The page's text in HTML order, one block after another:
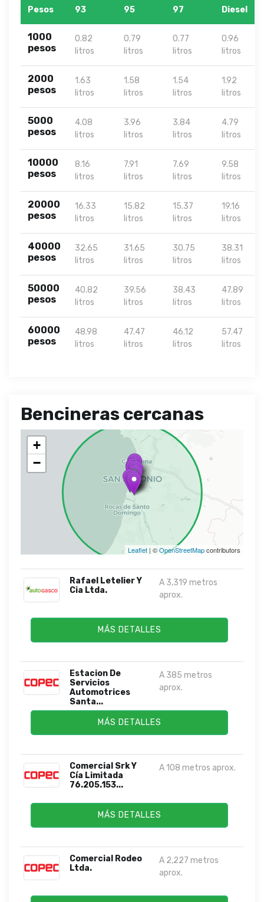
Pesos
93
95
97
Diesel
1000
pesos
0.82
litros
0.79
litros
0.77
litros
0.96
litros
2000
pesos
1.63
litros
1.58
litros
1.54
litros
1.92
litros
5000
pesos
4.08
litros
3.96
litros
3.84
litros
4.79
litros
10000
pesos
8.16
litros
7.91
litros
7.69
litros
9.58
litros
20000
pesos
16.33
litros
15.82
litros
15.37
litros
19.16
litros
40000
pesos
32.65
litros
31.65
litros
30.75
litros
38.31
litros
50000
pesos
40.82
litros
39.56
litros
38.43
litros
47.89
litros
60000
pesos
48.98
litros
47.47
litros
46.12
litros
57.47
litros
Bencineras cercanas
+
−
Leaflet | ©OpenStreetMapcontributors
Rafael Letelier Y
Cia Ltda.
A 3,319 metros
aprox.
MÁS DETALLES
Estacion De
Servicios
Automotrices
Santa...
A 385 metros
aprox.
MÁS DETALLES
Comercial Srk Y
Cía Limitada
76.205.153...
A 108 metros aprox.
MÁS DETALLES
Comercial Rodeo
Ltda.
A 2,227 metros
aprox.